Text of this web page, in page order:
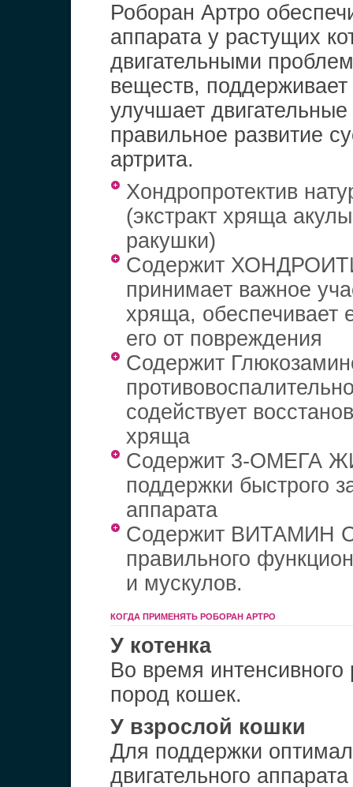
Роборан Apтpo
аппарата у растущих
двигательными
веществ,
улучшает
правильное развитие
артрита.
Хондропротектив
(экстракт хряща
ракушки)
Содержит
принимает важное
хряща, обеспечивает
его от повреждения
Содержит
содействует
хряща
Содержит 3-ОМЕГА
поддержки быстрого
аппарата
Содержит ВИТАМИН
правильного
и мускулов.
КОГДА ПРИМЕНЯТЬ РОБОРАН APTPO
У котенка
Во время
пород кошек.
У взрослой кошки
Для поддержки
двигательного